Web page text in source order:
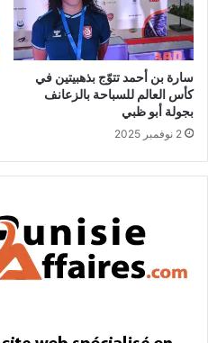
سارة بن أحمد تتوّج بذهبيتين في
كأس العالم للسباحة بالزعانف
بجولة أبو ظبي
2 نوفمبر 2025